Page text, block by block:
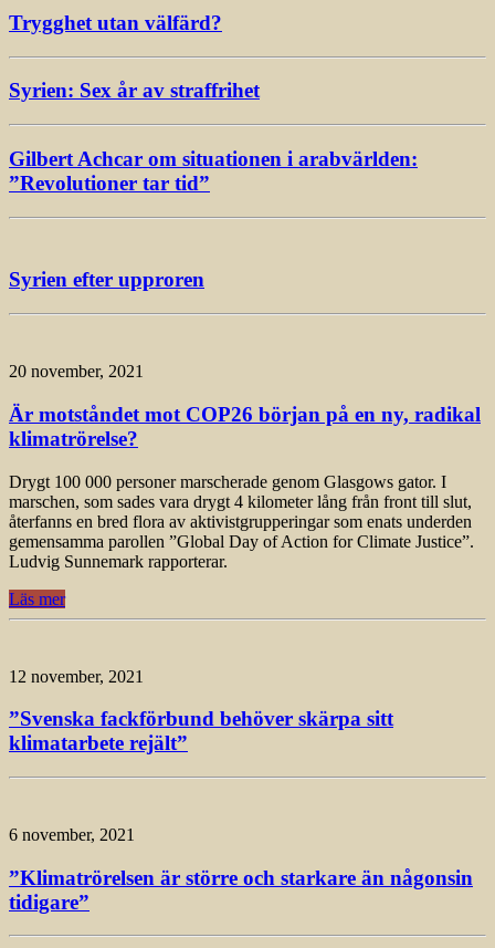
Trygghet utan välfärd?
Syrien: Sex år av straffrihet
Gilbert Achcar om situationen i arabvärlden:
”Revolutioner tar tid”
Syrien efter upproren
20 november, 2021
Är motståndet mot COP26 början på en ny, radikal
klimatrörelse?
Drygt 100 000 personer marscherade genom Glasgows gator. I
marschen, som sades vara drygt 4 kilometer lång från front till slut,
återfanns en bred flora av aktivistgrupperingar som enats underden
gemensamma parollen ”Global Day of Action for Climate Justice”.
Ludvig Sunnemark rapporterar.
Läs mer
12 november, 2021
”Svenska fackförbund behöver skärpa sitt
klimatarbete rejält”
6 november, 2021
”Klimatrörelsen är större och starkare än någonsin
tidigare”